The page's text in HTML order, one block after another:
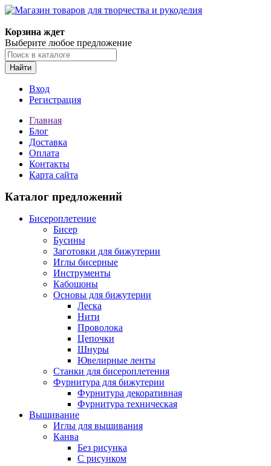
Корзина ждет
Выберите любое предложение
Найти
Вход
Регистрация
Главная
Блог
Доставка
Оплата
Контакты
Карта сайта
Каталог предложений
Бисероплетение
Бисер
Бусины
Заготовки для бижутерии
Иглы бисерные
Инструменты
Кабошоны
Основы для бижутерии
Леска
Нити
Проволока
Цепочки
Шнуры
Ювелирные ленты
Станки для бисероплетения
Фурнитура для бижутерии
Фурнитура декоративная
Фурнитура техническая
Вышивание
Иглы для вышивания
Канва
Без рисунка
С рисунком